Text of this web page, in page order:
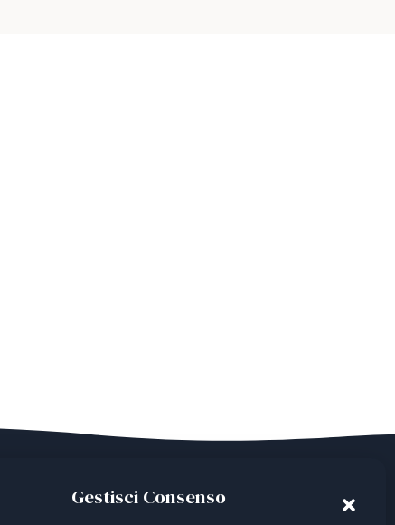
Gestisci Consenso
Sector Entity listed in the RUNTS